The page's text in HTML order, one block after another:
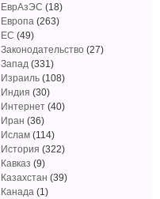
ЕврАзЭС (18)
Европа (263)
ЕС (49)
Законодательство (27)
Запад (331)
Израиль (108)
Индия (30)
Интернет (40)
Иран (36)
Ислам (114)
История (322)
Кавказ (9)
Казахстан (39)
Канада (1)